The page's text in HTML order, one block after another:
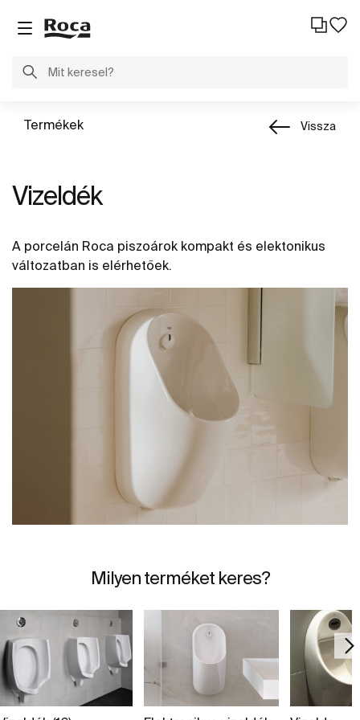
Termékek Vissza
Vizeldék
A porcelán Roca piszoárok kompakt és elektonikus
változatban is elérhetőek.
Milyen terméket keres?